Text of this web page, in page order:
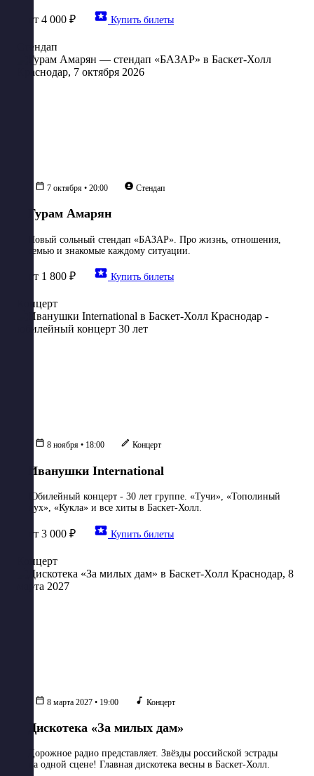
от 4 000 ₽ Купить билеты
Стендап
7 октября • 20:00 Стендап
Гурам Амарян
Новый сольный стендап «БАЗАР». Про жизнь, отношения,
семью и знакомые каждому ситуации.
от 1 800 ₽ Купить билеты
Концерт
8 ноября • 18:00 Концерт
Иванушки International
Юбилейный концерт - 30 лет группе. «Тучи», «Тополиный
пух», «Кукла» и все хиты в Баскет-Холл.
от 3 000 ₽ Купить билеты
Концерт
8 марта 2027 • 19:00 Концерт
Дискотека «За милых дам»
Дорожное радио представляет. Звёзды российской эстрады
на одной сцене! Главная дискотека весны в Баскет-Холл.